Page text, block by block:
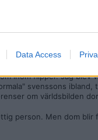
Data Access
dom mest homogena
sk. "group
idioter då. Jag ska
till-döden"så man
inom flipper. Jag blev
svenssons ibland,
om världsbilden
person. Men dom blir